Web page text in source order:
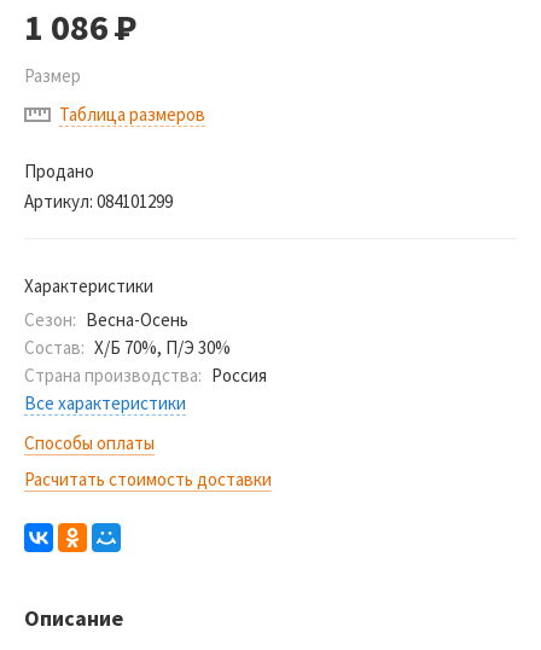
1 086Р
Размер
Таблица размеров
Продано
Артикул: 084101299
Характеристики
Сезон: Весна-Осень
Состав: Х/Б 70%, П/Э 30%
Страна производства: Россия
Все характеристики
Способы оплаты
Расчитать стоимость доставки
Описание